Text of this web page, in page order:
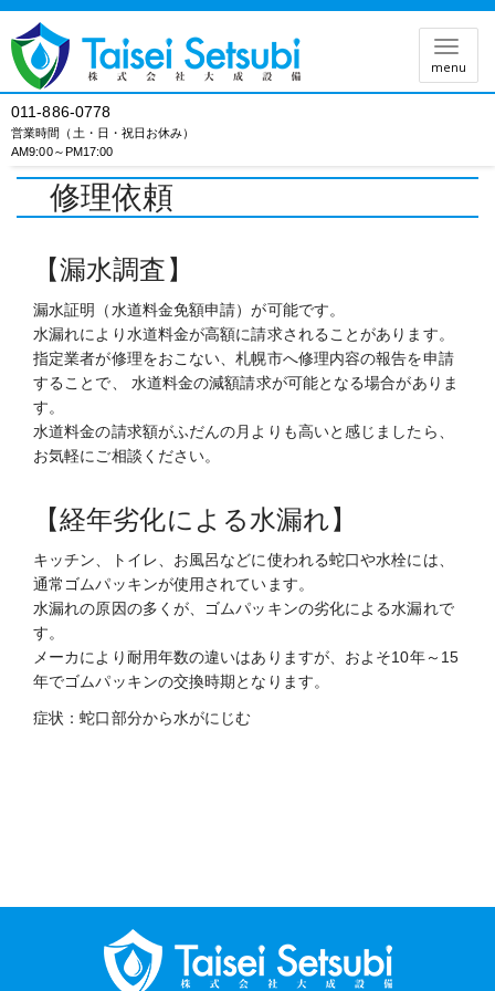
011-886-0778
営業時間（土・日・祝日お休み）
AM9:00～PM17:00
メ
ニ
ュ
menu
修理依頼
【漏水調査】
漏水証明（水道料金免額申請）が可能です。
水漏れにより水道料金が高額に請求されることがあります。
指定業者が修理をおこない、札幌市へ修理内容の報告を申請
することで、 水道料金の減額請求が可能となる場合がありま
す。
水道料金の請求額がふだんの月よりも高いと感じましたら、
お気軽にご相談ください。
【経年劣化による水漏れ】
キッチン、トイレ、お風呂などに使われる蛇口や水栓には、
通常ゴムパッキンが使用されています。
水漏れの原因の多くが、ゴムパッキンの劣化による水漏れで
す。
メーカにより耐用年数の違いはありますが、およそ10年～15
年でゴムパッキンの交換時期となります。
症状：蛇口部分から水がにじむ